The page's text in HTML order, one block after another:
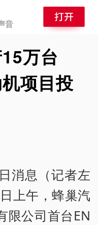
音
万台
机项目投
消息（记者左
上午，蜂巢汽
限公司首台EN